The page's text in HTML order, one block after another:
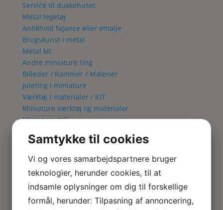
Service til dukkehuset
Metal legetøj
Antikhvid fajance eller emalje
Brugskunst i metal
Metal kit
Andre miniature ting
Billeder / Rammer / Malerier
Juleting i miniature
Værktøj / materialer / KIT
Miniature værktøj og materialer
Miniature KIT
Fuglebur KIT
Lampe KIT
Metal kit
Lamper & El
Alle Lamper
Bordlamper
Samtykke til cookies
Vi og vores samarbejdspartnere bruger
teknologier, herunder cookies, til at
indsamle oplysninger om dig til forskellige
formål, herunder: Tilpasning af annoncering,